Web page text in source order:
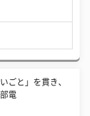
ごと」を貫き、
電